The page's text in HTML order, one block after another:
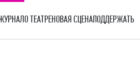
О ТЕАТРЕНОВАЯ СЦЕНАПОДДЕРЖАТЬ